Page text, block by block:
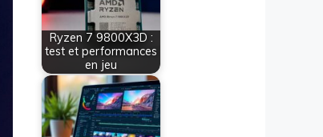
Ryzen 7 9800X3D :
test et performances
en jeu